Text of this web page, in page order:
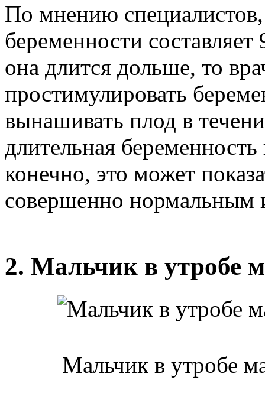
По мнению
беременности
она длится дольше, то
простимулировать
вынашивать плод в
длительная
конечно, это может
совершенно нормальным
2. Мальчик в утробе
Мальчик в утробе